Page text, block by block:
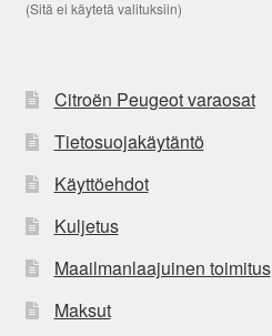
(Sitä ei käytetä valituksiin)
Citroën Peugeot varaosat
Tietosuojakäytäntö
Käyttöehdot
Kuljetus
Maailmanlaajuinen toimitus
Maksut